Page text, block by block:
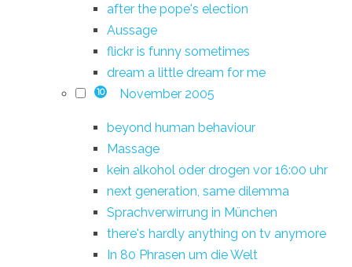
after the pope's election
Aussage
flickr is funny sometimes
dream a little dream for me
10 November 2005
beyond human behaviour
Massage
kein alkohol oder drogen vor 16:00 uhr
next generation, same dilemma
Sprachverwirrung in München
there's hardly anything on tv anymore
In 80 Phrasen um die Welt